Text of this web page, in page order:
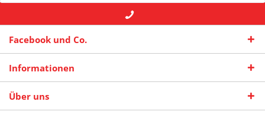
Facebook und Co.
Informationen
Über uns